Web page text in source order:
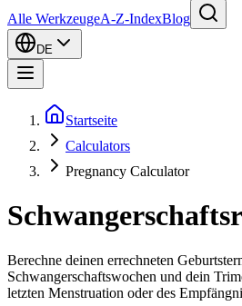
Alle WerkzeugeA-Z-IndexBlog
DE
Startseite
Calculators
Pregnancy Calculator
Berechne deinen errechneten
Schwangerschaftswochen und dein
letzten Menstruation oder des